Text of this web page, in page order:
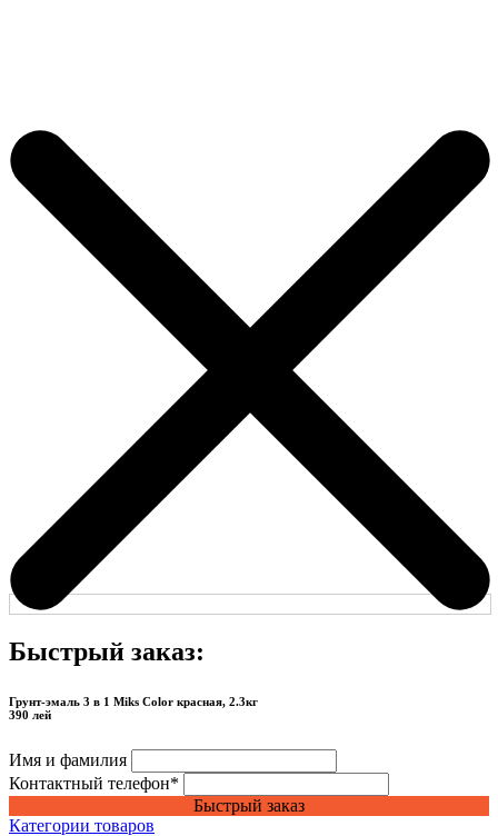
Быстрый заказ:
Грунт-эмаль 3 в 1 Miks Color красная, 2.3кг
390 лей
Имя и фамилия
Контактный телефон*
Быстрый заказ
Категории товаров